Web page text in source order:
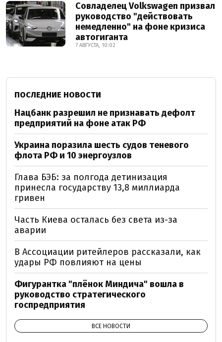
Совладелец Volkswagen призвал
руководство "действовать
немедленно" на фоне кризиса
автогиганта
7 АВГУСТА, 10:02
ПОСЛЕДНИЕ НОВОСТИ
Нацбанк разрешил не признавать дефолт
предприятий на фоне атак РФ
Украина поразила шесть судов теневого
флота РФ и 10 энергоузлов
Глава БЭБ: за полгода детинизация
принесла государству 13,8 миллиарда
гривен
Часть Киева осталась без света из-за
аварии
В Ассоциации ритейлеров рассказали, как
удары РФ повлияют на цены
Фигурантка "плёнок Миндича" вошла в
руководство стратегического
госпредприятия
ВСЕ НОВОСТИ